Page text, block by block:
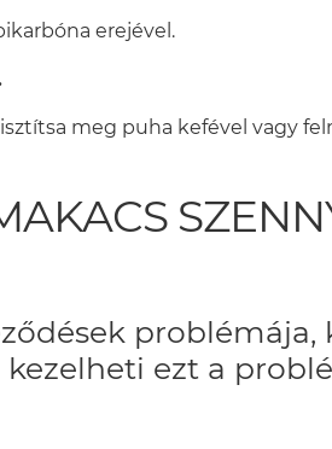
erejével.
meg puha kefével vagy
ezt a